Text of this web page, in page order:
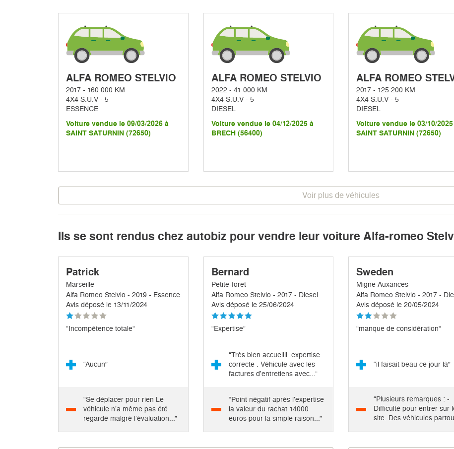
ALFA ROMEO STELVIO
2017 - 160 000 KM
4X4 S.U.V - 5
ESSENCE
Voiture vendue le 09/03/2026 à
SAINT SATURNIN (72650)
ALFA ROMEO STELVIO
2022 - 41 000 KM
4X4 S.U.V - 5
DIESEL
Voiture vendue le 04/12/2025 à
BRECH (56400)
ALFA ROMEO
2017 - 125 200 KM
4X4 S.U.V - 5
DIESEL
Voiture vendue le 03/10/
SAINT SATURNIN (72650)
Voir plus de véhicules
Ils se sont rendus chez autobiz pour vendre leur voiture Alfa-romeo
Patrick
Marseille
Alfa Romeo Stelvio - 2019 - Essence
Avis déposé le 13/11/2024
“Incompétence totale”
“Aucun”
“Se déplacer pour rien Le
véhicule n’a même pas été
regardé malgré l’évaluation...”
Bernard
Petite-foret
Alfa Romeo Stelvio - 2017 - Diesel
Avis déposé le 25/06/2024
“Expertise”
“Très bien accueilli .expertise
correcte . Véhicule avec les
factures d'entretiens avec...”
“Point négatif après l'expertise
la valeur du rachat 14000
euros pour la simple raison...”
Sweden
Migne Auxances
Alfa Romeo Stelvio - 2017 -
Avis déposé le 20/05/2024
“manque de considération”
“il faisait beau ce jour là”
“Plusieurs remarques : -
Difficulté pour entrer sur
site. Des véhicules